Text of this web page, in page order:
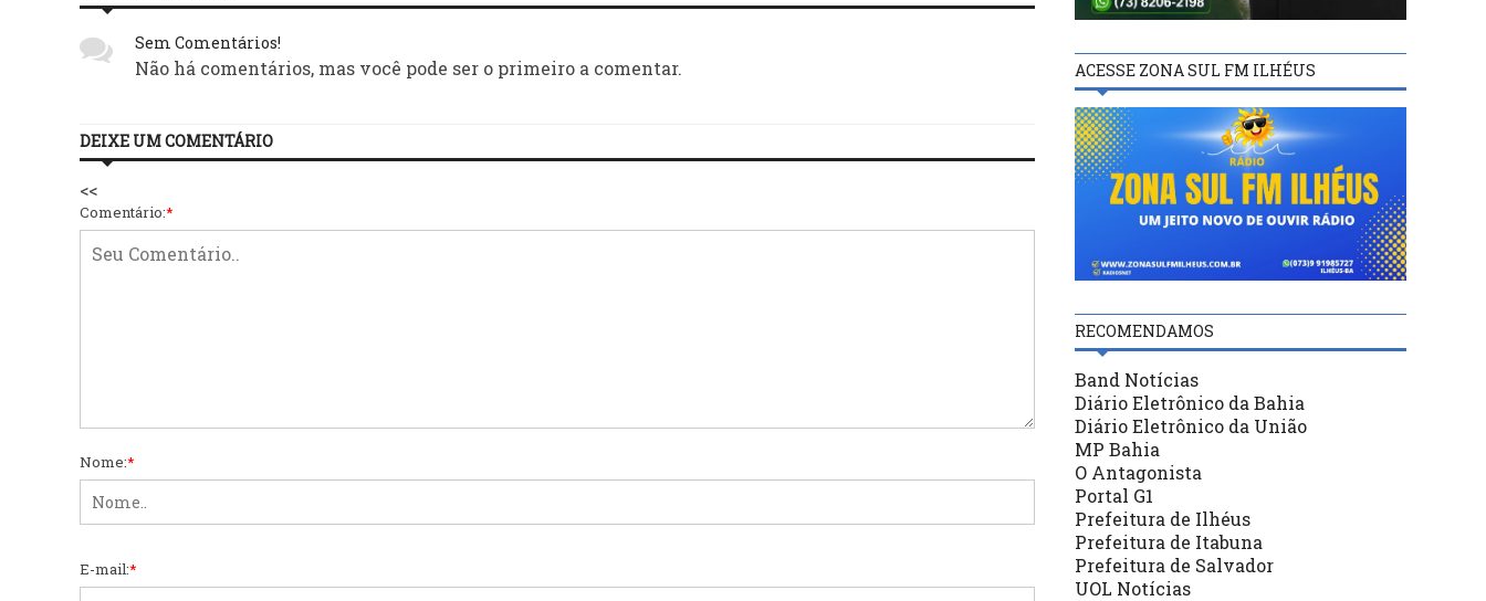
Sem Comentários!
Não há comentários, mas você pode ser o primeiro a comentar.
DEIXE UM COMENTÁRIO
<<
Comentário:*
Nome:*
E-mail:*
ACESSE ZONA SUL FM ILHÉUS
RECOMENDAMOS
Band Notícias
Diário Eletrônico da Bahia
Diário Eletrônico da União
MP Bahia
O Antagonista
Portal G1
Prefeitura de Ilhéus
Prefeitura de Itabuna
Prefeitura de Salvador
UOL Notícias